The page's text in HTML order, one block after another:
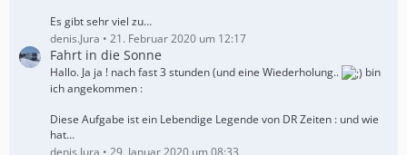
Es gibt sehr viel zu…
denis.Jura
21. Februar 2020 um 12:17
Fahrt in die Sonne
Hallo. Ja ja ! nach fast 3 stunden (und eine Wiederholung..
bin
ich angekommen :
Diese Aufgabe ist ein Lebendige Legende von DR Zeiten : und wie
hat…
denis.Jura
29. Januar 2020 um 08:33